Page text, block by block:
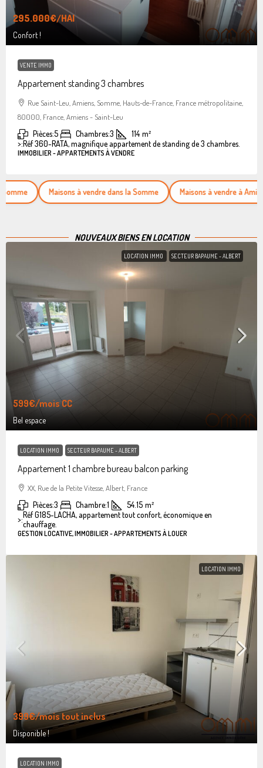
295.000€/HAI
Confort !
VENTE IMMO
Appartement standing 3 chambres
Rue Saint-Leu, Amiens, Somme, Hauts-de-France, France métropolitaine,
80000, France, Amiens - Saint-Leu
Pièces:5 Chambres:3 114 m²
>:Réf 360-RATA, magnifique appartement de standing de 3 chambres.
IMMOBILIER - APPARTEMENTS À VENDRE
Maisons à vendre dans la Somme Maisons à vendre à Amiens
NOUVEAUX BIENS EN LOCATION
LOCATION IMMO SECTEUR BAPAUME - ALBERT
599€/mois CC
Bel espace
LOCATION IMMO SECTEUR BAPAUME - ALBERT
Appartement 1 chambre bureau balcon parking
XX, Rue de la Petite Vitesse, Albert, France
Pièces:3 Chambre:1 54.15 m²
>:Réf G185-LACHA, appartement tout confort, économique en
chauffage.
GESTION LOCATIVE, IMMOBILIER - APPARTEMENTS À LOUER
LOCATION IMMO
399€/mois tout inclus
Disponible !
LOCATION IMMO